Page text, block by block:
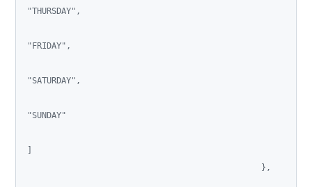
"THURSDAY" ,
"FRIDAY" ,
"SATURDAY" ,
"SUNDAY"
]
} ,